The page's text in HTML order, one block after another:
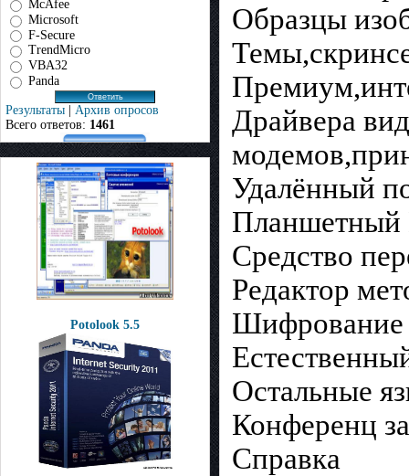
McAfee
Microsoft
F-Secure
TrendMicro
VBA32
Panda
Результаты | Архив опросов
Всего ответов: 1461
Potolook 5.5
Образцы
Драйвера
Удалённый
Средство
Редактор
Шифрование
Остальные
Конференц
Справка